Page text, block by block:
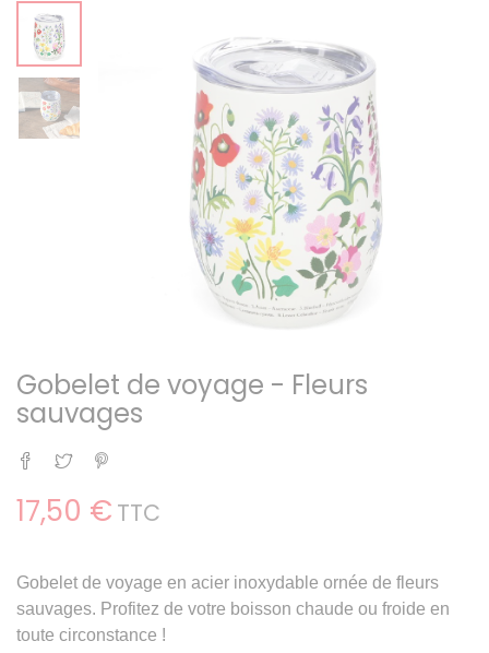
Gobelet de voyage - Fleurs
sauvages
Partager
Tweet
17,50 € TTC
Gobelet de voyage en acier inoxydable ornée de fleurs
sauvages. Profitez de votre boisson chaude ou froide en
toute circonstance !